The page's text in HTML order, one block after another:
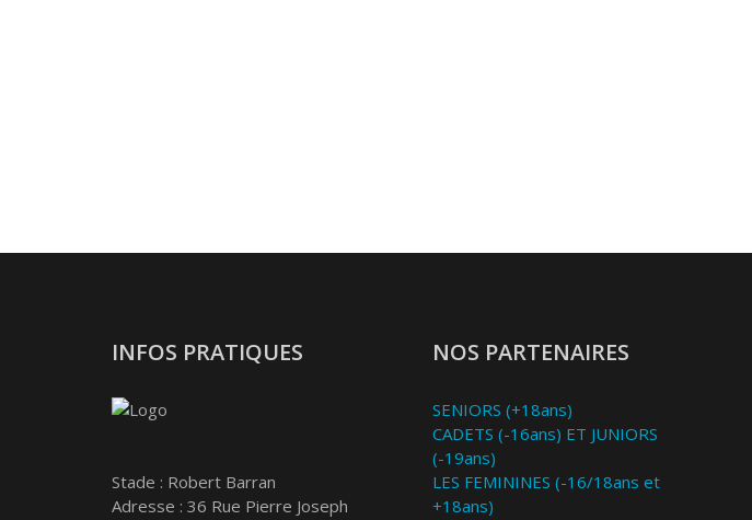
INFOS PRATIQUES
Stade : Robert Barran
Adresse : 36 Rue Pierre Joseph
NOS PARTENAIRES
SENIORS (+18ans)
CADETS (-16ans) ET JUNIORS
(-19ans)
LES FEMININES (-16/18ans et
+18ans)